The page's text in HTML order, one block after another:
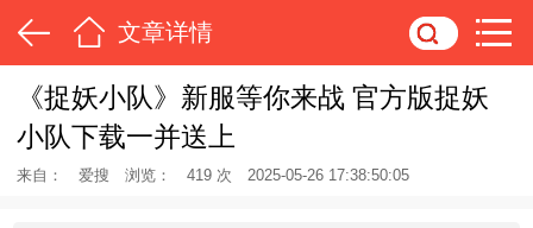
文章详情
《捉妖小队》新服等你来战 官方版捉妖
小队下载一并送上
来自： 爱搜 浏览： 419 次 2025-05-26 17:38:50:05